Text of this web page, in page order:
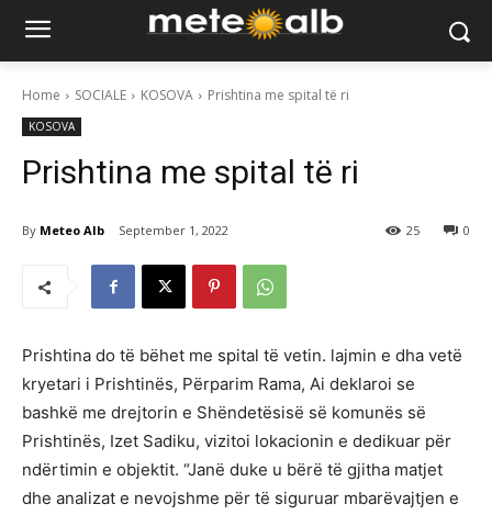
Home SOCIALE KOSOVA Prishtina me spital të ri
KOSOVA
Prishtina me spital të ri
By Meteo Alb September 1, 2022 0
25
Prishtina do të bëhet me spital të vetin. lajmin e dha vetë
kryetari i Prishtinës, Përparim Rama, Ai deklaroi se
bashkë me drejtorin e Shëndetësisë së komunës së
Prishtinës, Izet Sadiku, vizitoi lokacionin e dedikuar për
ndërtimin e objektit. “Janë duke u bërë të gjitha matjet
dhe analizat e nevojshme për të siguruar mbarëvajtjen e